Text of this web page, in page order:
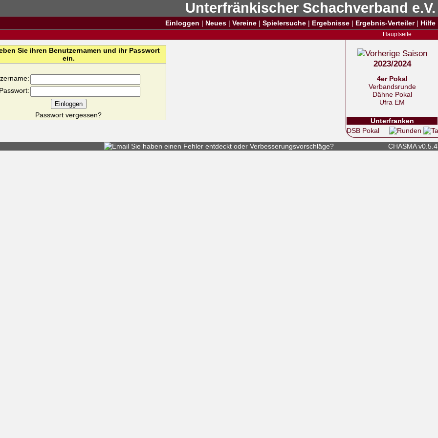
Unterfränkischer Schachverband e.V.
Einloggen | Neues | Vereine | Spielersuche | Ergebnisse | Ergebnis-Verteiler| Hilfe
Hauptseite
2023/2024
4er Pokal
Verbandsrunde
Dähne Pokal
Ufra EM
Unterfranken
DSB Pokal
Sie ihren Benutzernamen und ihr Passwort
ein.
Passwort:
Passwort vergessen?
Sie haben einen Fehler entdeckt oder Verbesserungsvorschläge? CHASMA v0.5.4